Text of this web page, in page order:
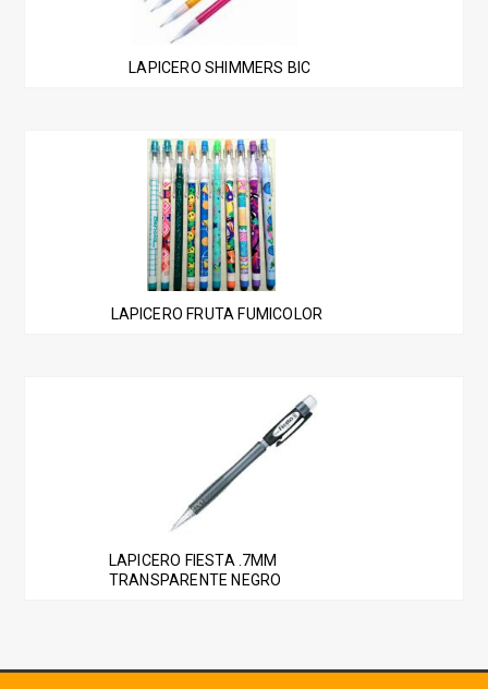
LAPICERO SHIMMERS BIC
LAPICERO FRUTA FUMICOLOR
LAPICERO FIESTA .7MM
TRANSPARENTE NEGRO